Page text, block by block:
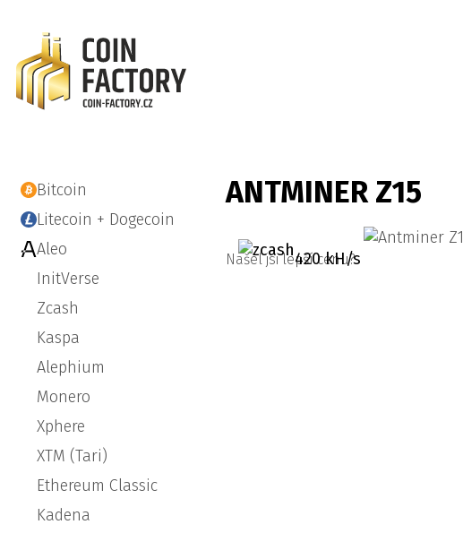
Bitcoin
Litecoin + Dogecoin
Aleo
InitVerse
Zcash
Kaspa
Alephium
Monero
Xphere
XTM (Tari)
Ethereum Classic
Kadena
ANTMINER Z15
420 kH/s
Našel jsi lepší cenu?